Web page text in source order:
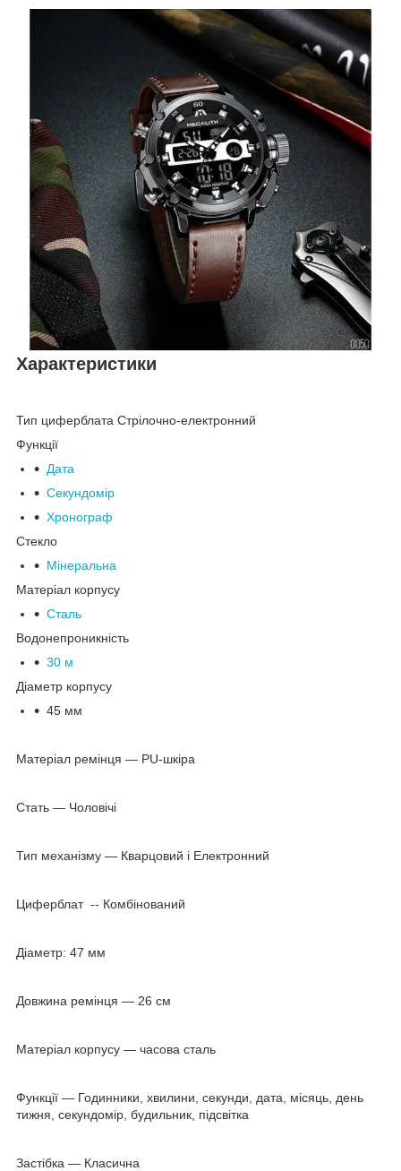
Характеристики
Тип циферблата Стрілочно-електронний
Функції
Дата
Секундомір
Хронограф
Стекло
Мінеральна
Матеріал корпусу
Сталь
Водонепроникність
30 м
Діаметр корпусу
45 мм
Матеріал ремінця — PU-шкіра
Стать — Чоловічі
Тип механізму — Кварцовий і Електронний
Циферблат -- Комбінований
Діаметр: 47 мм
Довжина ремінця — 26 см
Матеріал корпусу — часова сталь
Функції — Годинники, хвилини, секунди, дата, місяць, день
тижня, секундомір, будильник, підсвітка
Застібка — Класична